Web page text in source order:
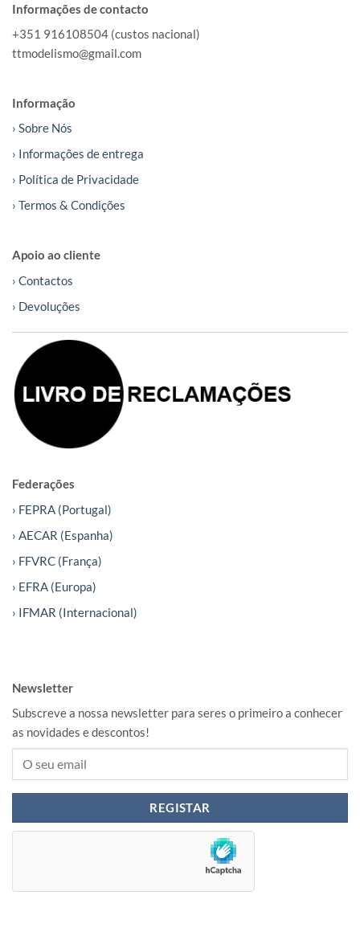
Informações de contacto
+351 916108504 (custos nacional)
ttmodelismo@gmail.com
Informação
› Sobre Nós
› Informações de entrega
› Política de Privacidade
› Termos & Condições
Apoio ao cliente
› Contactos
› Devoluções
Federações
› FEPRA (Portugal)
› AECAR (Espanha)
› FFVRC (França)
› EFRA (Europa)
› IFMAR (Internacional)
Newsletter
Subscreve a nossa newsletter para seres o primeiro a conhecer
as novidades e descontos!